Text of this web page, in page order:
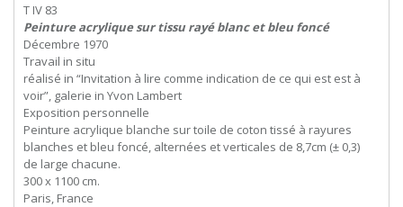
T IV 83
Peinture acrylique sur tissu rayé blanc et bleu foncé
Décembre 1970
Travail in situ
réalisé in “Invitation à lire comme indication de ce qui est est à
voir”, galerie in Yvon Lambert
Exposition personnelle
Peinture acrylique blanche sur toile de coton tissé à rayures
blanches et bleu foncé, alternées et verticales de 8,7cm (± 0,3)
de large chacune.
300 x 1100 cm.
Paris, France